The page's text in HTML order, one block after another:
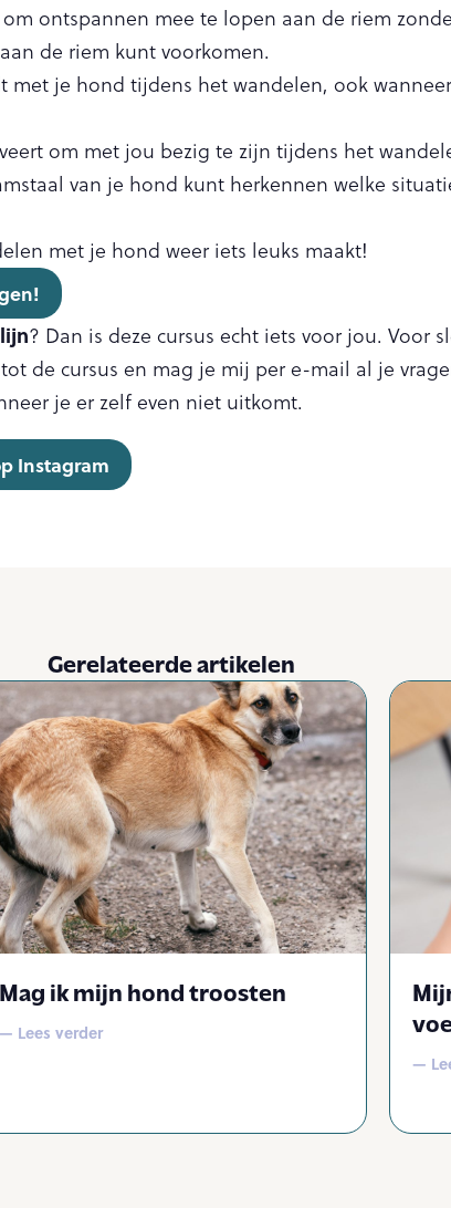
ontspannen mee te lopen aan de riem
de riem kunt voorkomen.
met je hond tijdens het wandelen, ook
om met jou bezig te zijn tijdens het
van je hond kunt herkennen welke
met je hond weer iets leuks maakt!
? Dan is deze cursus echt iets voor jou. Voor
de cursus en mag je mij per e-mail al je
je er zelf even niet uitkomt.
Instagram
Gerelateerde artikelen
Mag ik mijn hond troosten
— Lees verder
—